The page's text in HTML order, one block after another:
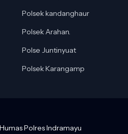
Polsek kandanghaur
Polsek Arahan.
Polse Juntinyuat
Polsek Karangamp
Humas Polres Indramayu